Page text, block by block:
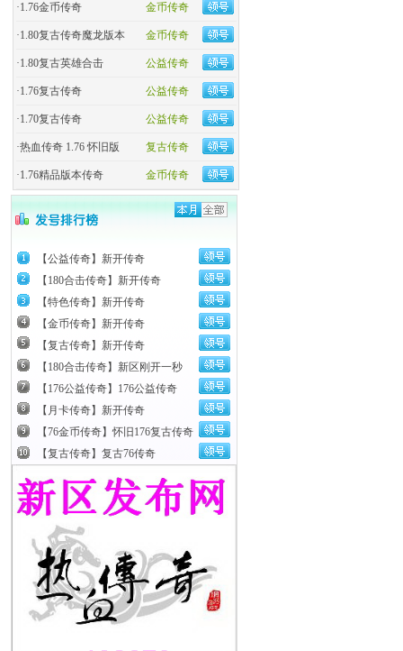
金币传奇
·1.76金币传奇
金币传奇
·1.80复古传奇魔龙版本
公益传奇
·1.80复古英雄合击
公益传奇
·1.76复古传奇
公益传奇
·1.70复古传奇
复古传奇
·热血传奇 1.76 怀旧版
金币传奇
·1.76精品版本传奇
【公益传奇】新开传奇
【180合击传奇】新开传奇
【特色传奇】新开传奇
【金币传奇】新开传奇
【复古传奇】新开传奇
【180合击传奇】新区刚开一秒
【176公益传奇】176公益传奇
【月卡传奇】新开传奇
【76金币传奇】怀旧176复古传奇
【复古传奇】复古76传奇